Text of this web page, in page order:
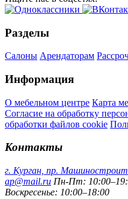
Разделы
Салоны Арендаторам
Информация
О мебельном центре Карта
Согласие на обработку
обработки файлов cookie
Контакты
г. Курган, пр.
ap@mail.ru Пн-Пт:
Воскресенье: 10:00–18:00